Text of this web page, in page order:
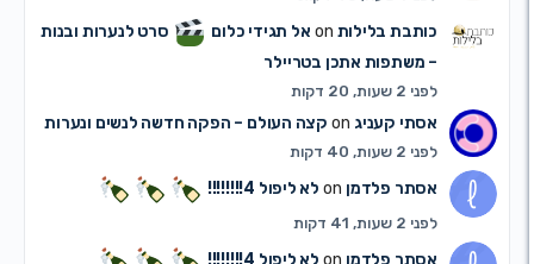
כותבת בלילותon אל תגידי כלום
סרט לנערות ובנות
– משתפות אתכן בטריילר
אסתי קעניגon קצה העולם – הפקה חדשה לנשים ונערות
לפני 2 שעות, 40 דקות
אסתר פלדמןon לא ליפול 4!!!!!!!!
לפני 2 שעות, 41 דקות
אסתר פלדמןon לא ליפול 4!!!!!!!!